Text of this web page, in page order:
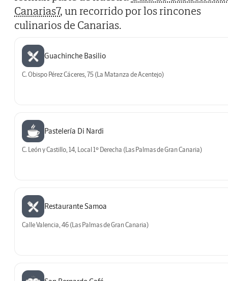
Canarias7, un recorrido por los rincones
culinarios de Canarias.
Guachinche Basilio
C. Obispo Pérez Cáceres, 75 (La Matanza de Acentejo)
Pastelería Di Nardi
C. León y Castillo, 14, Local 1º Derecha (Las Palmas de Gran Canaria)
Restaurante Samoa
Calle Valencia, 46 (Las Palmas de Gran Canaria)